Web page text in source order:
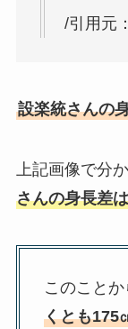
/引用元
設楽統さんの
上記画像で分
さんの身長差
このことか
くとも175